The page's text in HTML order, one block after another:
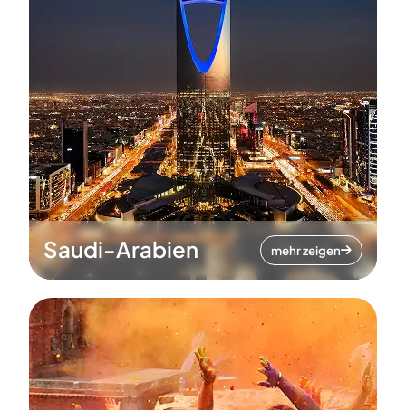
Saudi-Arabien mehr zeigen